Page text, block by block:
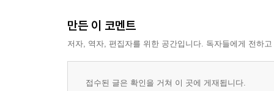
만든 이 코멘트
저자, 역자, 편집자를 위한 공간입니다. 독자들에게 전하
접수된 글은 확인을 거쳐 이 곳에 게재됩니다.